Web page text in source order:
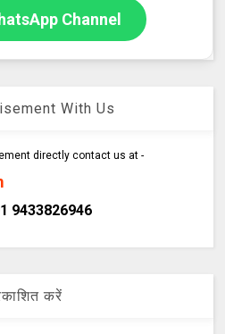
Channel
With Us
directly contact us at -
9433826946
करें